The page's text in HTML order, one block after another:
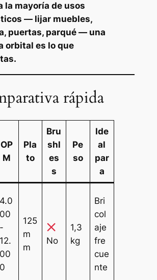
la mayoría de usos
— lijar muebles,
puertas, parqué — una
orbital es lo que
rápida
OP
M
Pla
to
Bru
shl
es
s
Pe
so
Ide
al
par
a
4.0
00
-
12.
00
0
125
m
m
No
1,3
kg
Bri
col
aje
fre
cue
nte